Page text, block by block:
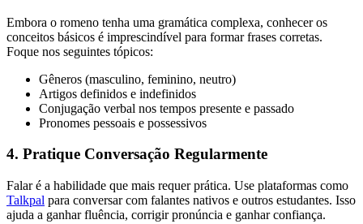
Embora o romeno tenha uma gramática complexa, conhecer os
conceitos básicos é imprescindível para formar frases corretas.
Foque nos seguintes tópicos:
Gêneros (masculino, feminino, neutro)
Artigos definidos e indefinidos
Conjugação verbal nos tempos presente e passado
Pronomes pessoais e possessivos
4. Pratique Conversação Regularmente
Falar é a habilidade que mais requer prática. Use plataformas como
Talkpal para conversar com falantes nativos e outros estudantes. Isso
ajuda a ganhar fluência, corrigir pronúncia e ganhar confiança.